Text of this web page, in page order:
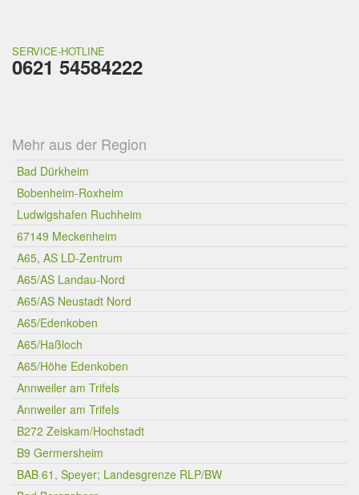
SERVICE-HOTLINE
0621 54584222
Mehr aus der Region
Bad Dürkheim
Bobenheim-Roxheim
Ludwigshafen Ruchheim
67149 Meckenheim
A65, AS LD-Zentrum
A65/AS Landau-Nord
A65/AS Neustadt Nord
A65/Edenkoben
A65/Haßloch
A65/Höhe Edenkoben
Annweiler am Trifels
Annweiler am Trifels
B272 Zeiskam/Hochstadt
B9 Germersheim
BAB 61, Speyer; Landesgrenze RLP/BW